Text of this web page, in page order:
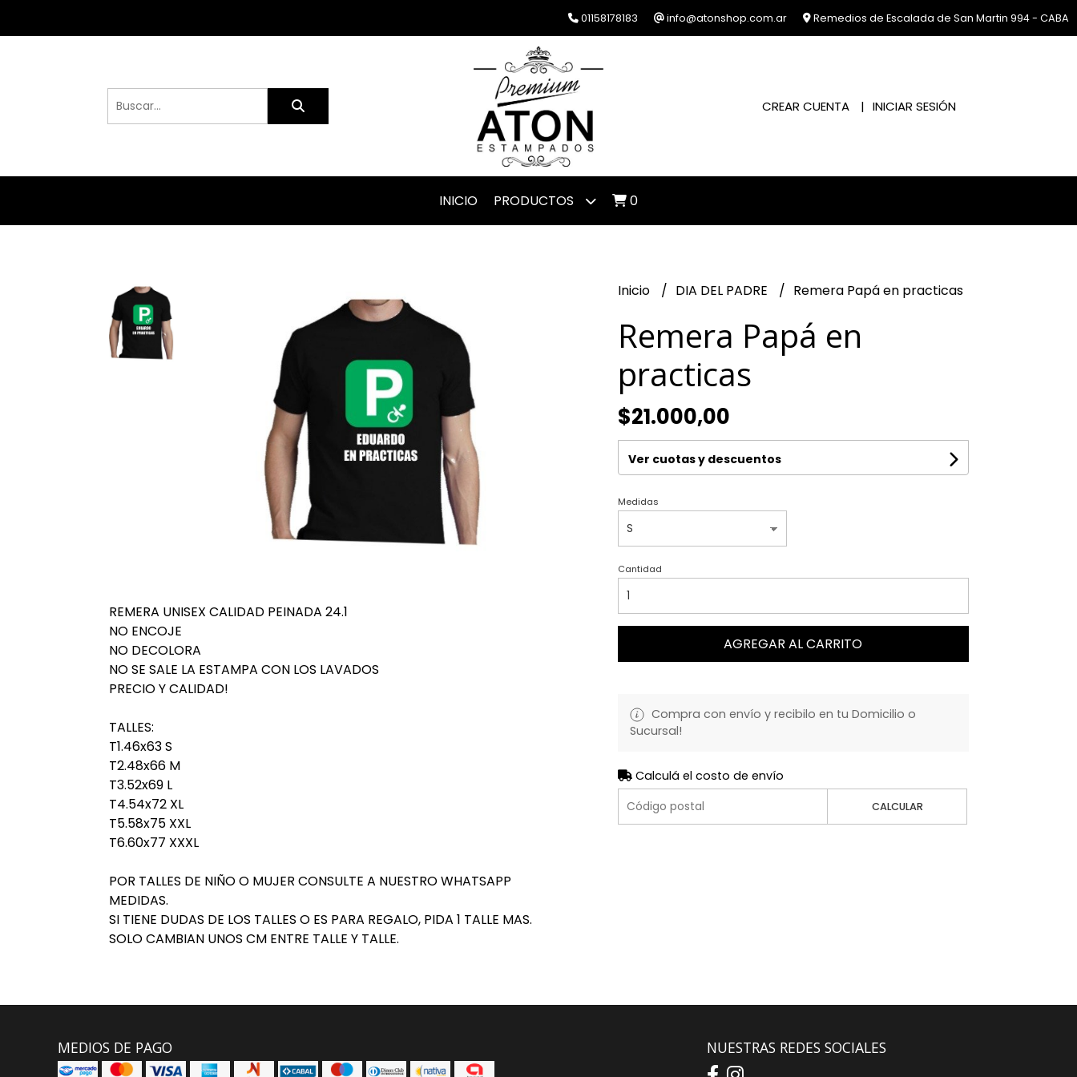
01158178183 info@atonshop.com.ar Remedios de Escalada de San Martin 994 - CABA
CREAR CUENTA INICIAR SESIÓN
INICIO PRODUCTOS 0
REMERA UNISEX CALIDAD PEINADA 24.1
NO ENCOJE
NO DECOLORA
NO SE SALE LA ESTAMPA CON LOS LAVADOS
PRECIO Y CALIDAD!
TALLES:
T1.46x63 S
T2.48x66 M
T3.52x69 L
T4.54x72 XL
T5.58x75 XXL
T6.60x77 XXXL
POR TALLES DE NIÑO O MUJER CONSULTE A NUESTRO WHATSAPP
MEDIDAS.
SI TIENE DUDAS DE LOS TALLES O ES PARA REGALO, PIDA 1 TALLE MAS.
SOLO CAMBIAN UNOS CM ENTRE TALLE Y TALLE.
Inicio DIA DEL PADRE Remera Papá en practicas
Remera Papá en
practicas
$21.000,00
Ver cuotas y descuentos
Medidas
Cantidad
AGREGAR AL CARRITO
Compra con envío y recibilo en tu Domicilio o
Sucursal!
Calculá el costo de envío
CALCULAR
MEDIOS DE PAGO NUESTRAS REDES SOCIALES